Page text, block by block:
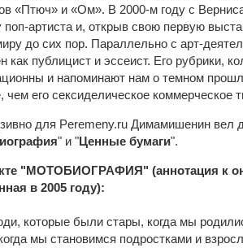
«Птюч» и «Ом». В 2000-м году с
поп-артиста и, открыв свою первую
до сих пор. Параллельно с арт-
как публицист и эссеист. Его рубрики,
и напоминают нам о темном
чем его сексиделическое коммерческое
для Peremeny.ru Димамишенин вел
" и "Ценные бумаги".
"МОТОБИОГРАФИЯ" (аннотация к
в 2005 году):
которые были стары, когда мы
мы становимся подростками и